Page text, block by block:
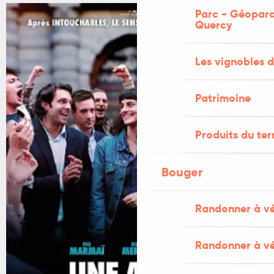
Parc -
Quercy
Les vignobles
Patrimoine
Produits du
Bouger
Randonner à
Randonner à